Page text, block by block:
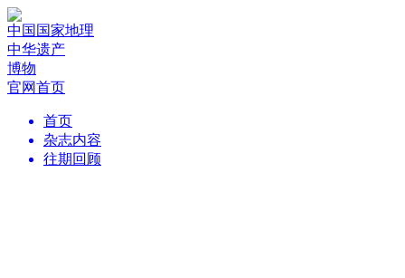
中国国家地理
中华遗产
博物
官网首页
首页
杂志内容
往期回顾